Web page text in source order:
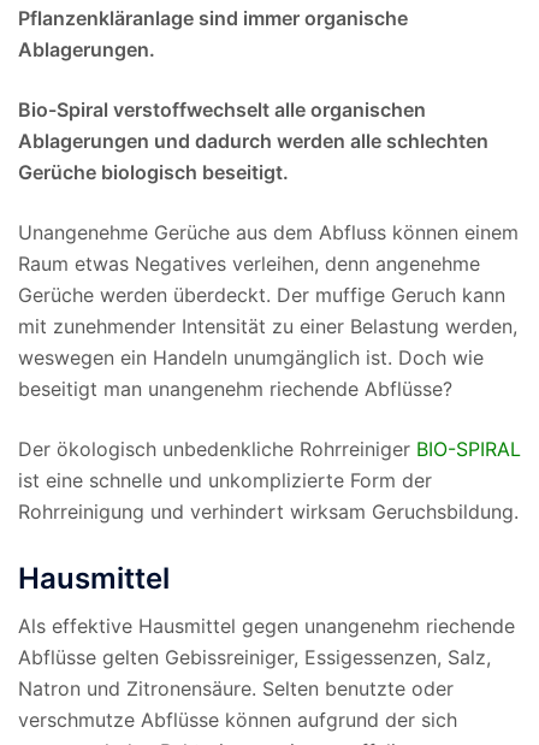
Pflanzenkläranlage sind immer organische
Ablagerungen.
Bio-Spiral verstoffwechselt alle organischen
Ablagerungen und dadurch werden alle schlechten
Gerüche biologisch beseitigt.
Unangenehme Gerüche aus dem Abfluss können einem
Raum etwas Negatives verleihen, denn angenehme
Gerüche werden überdeckt. Der muffige Geruch kann
mit zunehmender Intensität zu einer Belastung werden,
weswegen ein Handeln unumgänglich ist. Doch wie
beseitigt man unangenehm riechende Abflüsse?
Der ökologisch unbedenkliche Rohrreiniger BIO-SPIRAL
ist eine schnelle und unkomplizierte Form der
Rohrreinigung und verhindert wirksam Geruchsbildung.
Hausmittel
Als effektive Hausmittel gegen unangenehm riechende
Abflüsse gelten Gebissreiniger, Essigessenzen, Salz,
Natron und Zitronensäure. Selten benutzte oder
verschmutze Abflüsse können aufgrund der sich